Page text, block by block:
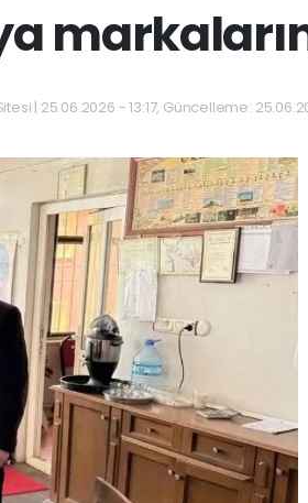
| 25.06.2026 - 13:17, Güncelleme: